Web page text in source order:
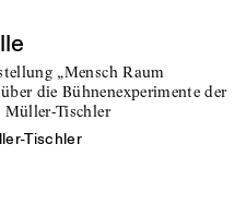
„Mensch Raum
die Bühnenexperimente der
Müller-Tischler
Tischler